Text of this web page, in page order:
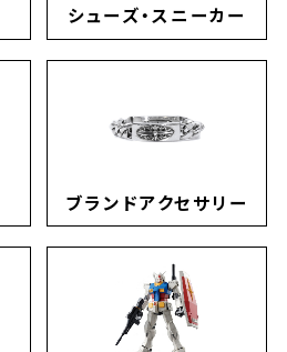
シューズ・スニーカー
ブランドアクセサリー